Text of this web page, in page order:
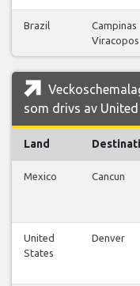
Brazil
Campinas
Viracopos
som drivs av
Land
Mexico Cancun
United
States
Denver